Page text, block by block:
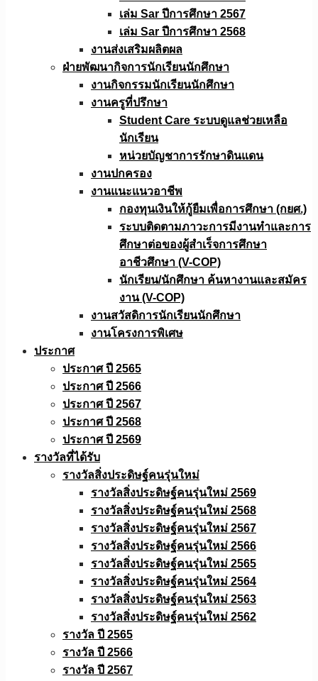
เล่ม Sar ปีการศึกษา 2567
เล่ม Sar ปีการศึกษา 2568
งานส่งเสริมผลิตผล
ฝ่ายพัฒนากิจการนักเรียนนักศึกษา
งานกิจกรรมนักเรียนนักศึกษา
งานครูที่ปรึกษา
Student Care ระบบดูแลช่วยเหลือ
นักเรียน
หน่วยบัญชาการรักษาดินแดน
งานปกครอง
งานแนะแนวอาชีพ
กองทุนเงินให้กู้ยืมเพื่อการศึกษา (กยศ.)
ระบบติดตามภาวะการมีงานทำและการ
ศึกษาต่อของผู้สำเร็จการศึกษา
อาชีวศึกษา (V-COP)
นักเรียน/นักศึกษา ค้นหางานและสมัคร
งาน (V-COP)
งานสวัสดิการนักเรียนนักศึกษา
งานโครงการพิเศษ
ประกาศ
ประกาศ ปี 2565
ประกาศ ปี 2566
ประกาศ ปี 2567
ประกาศ ปี 2568
ประกาศ ปี 2569
รางวัลที่ได้รับ
รางวัลสิ่งประดิษฐ์คนรุ่นใหม่
รางวัลสิ่งประดิษฐ์คนรุ่นใหม่ 2569
รางวัลสิ่งประดิษฐ์คนรุ่นใหม่ 2568
รางวัลสิ่งประดิษฐ์คนรุ่นใหม่ 2567
รางวัลสิ่งประดิษฐ์คนรุ่นใหม่ 2566
รางวัลสิ่งประดิษฐ์คนรุ่นใหม่ 2565
รางวัลสิ่งประดิษฐ์คนรุ่นใหม่ 2564
รางวัลสิ่งประดิษฐ์คนรุ่นใหม่ 2563
รางวัลสิ่งประดิษฐ์คนรุ่นใหม่ 2562
รางวัล ปี 2565
รางวัล ปี 2566
รางวัล ปี 2567